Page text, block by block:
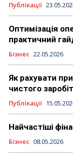
Публікації
Оптимізація
практичний
Бізнес 22.05.2026
Як рахувати
чистого
Публікації
Найчастіші
Бізнес 08.05.2026